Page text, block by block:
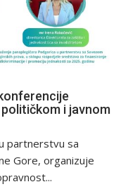
i javnom
partnerstvu sa
Gore, organizuje